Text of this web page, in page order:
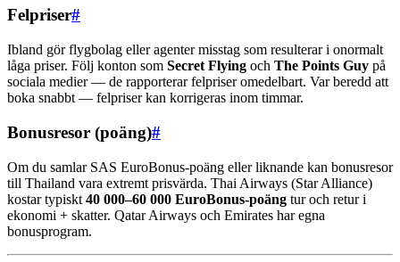
Felpriser#
Ibland gör flygbolag eller agenter misstag som resulterar i onormalt
låga priser. Följ konton som Secret Flying och The Points Guy på
sociala medier — de rapporterar felpriser omedelbart. Var beredd att
boka snabbt — felpriser kan korrigeras inom timmar.
Bonusresor (poäng)#
Om du samlar SAS EuroBonus-poäng eller liknande kan bonusresor
till Thailand vara extremt prisvärda. Thai Airways (Star Alliance)
kostar typiskt 40 000–60 000 EuroBonus-poäng tur och retur i
ekonomi + skatter. Qatar Airways och Emirates har egna
bonusprogram.